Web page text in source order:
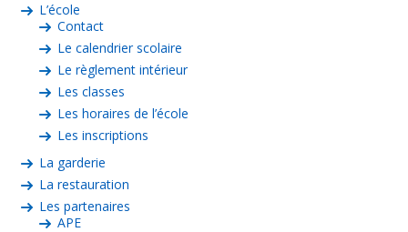
L’école
Contact
Le calendrier scolaire
Le règlement intérieur
Les classes
Les horaires de l’école
Les inscriptions
La garderie
La restauration
Les partenaires
APE